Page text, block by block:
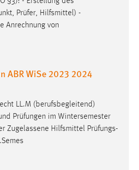
Prüfer, Hilfsmittel) -
Anrechnung von
ABR WiSe 2023 2024
LL.M (berufsbegleitend)
Prüfungen im Wintersemester
Zugelassene Hilfsmittel Prüfungs-